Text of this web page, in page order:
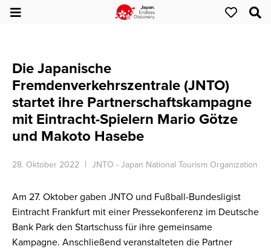
Die Japanische
Fremdenverkehrszentrale (JNTO)
startet ihre Partnerschaftskampagne
mit Eintracht-Spielern Mario Götze
und Makoto Hasebe
28. Oktober 2022 JNTO - Japan National Tourism Organization
Am 27. Oktober gaben JNTO und Fußball-Bundesligist
Eintracht Frankfurt mit einer Pressekonferenz im Deutsche
Bank Park den Startschuss für ihre gemeinsame
Kampagne. Anschließend veranstalteten die Partner